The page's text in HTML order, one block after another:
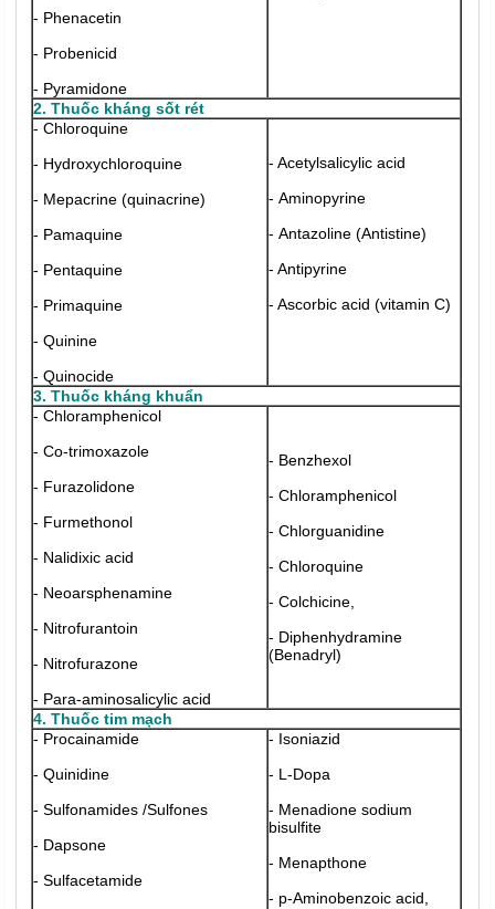
- Phenacetin
- Probenicid
- Pyramidone
2. Thuốc kháng sốt rét
- Chloroquine
- Hydroxychloroquine
- Mepacrine (quinacrine)
- Pamaquine
- Pentaquine
- Primaquine
- Quinine
- Quinocide
- Acetylsalicylic acid
- Aminopyrine
- Antazoline (Antistine)
- Antipyrine
- Ascorbic acid (vitamin C)
3. Thuốc kháng khuẩn
- Chloramphenicol
- Co-trimoxazole
- Furazolidone
- Furmethonol
- Nalidixic acid
- Neoarsphenamine
- Nitrofurantoin
- Nitrofurazone
- Para-aminosalicylic acid
- Benzhexol
- Chloramphenicol
- Chlorguanidine
- Chloroquine
- Colchicine,
- Diphenhydramine
(Benadryl)
4. Thuốc tim mạch
- Procainamide
- Quinidine
- Sulfonamides /Sulfones
- Dapsone
- Sulfacetamide
- Isoniazid
- L-Dopa
- Menadione sodium
bisulfite
- Menapthone
- p-Aminobenzoic acid,